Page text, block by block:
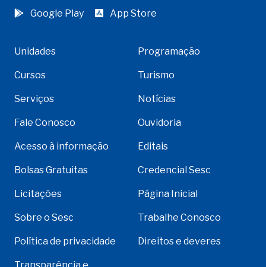
Google Play App Store
Unidades Programação
Cursos Turismo
Serviços Notícias
Fale Conosco Ouvidoria
Acesso à informação Editais
Bolsas Gratuitas Credencial Sesc
Licitações Página Inicial
Sobre o Sesc Trabalhe Conosco
Política de privacidade Direitos e deveres